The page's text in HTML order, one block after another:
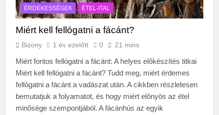
ÉRDEKESSÉGEK ÉTEL-ITAL
Miért kell fellógatni a fácánt?
Bizony 1 év ezelőtt 0 21 mins
Miért fontos fellógatni a fácánt: A helyes előkészítés titkai
Miért kell fellógatni a fácánt? Tudd meg, miért érdemes
fellógatni a fácánt a vadászat után. A cikkben részletesen
bemutatjuk a folyamatot, és hogy miért előnyös az étel
minősége szempontjából. A fácánhús az egyik